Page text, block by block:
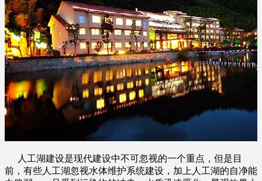
人工湖建设是现代建设中不可忽视的一个重点，但是目
前，有些人工湖忽视水体维护系统建设，加上人工湖的自净能